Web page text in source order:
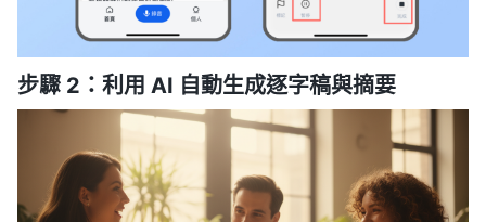
步驟 2：利用 AI 自動生成逐字稿與摘要